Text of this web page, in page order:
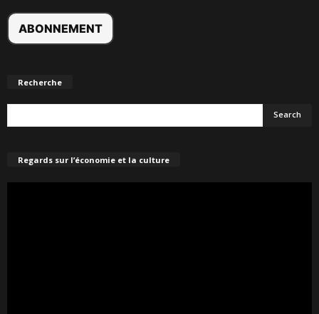
Recherche
Regards sur l’économie et la culture